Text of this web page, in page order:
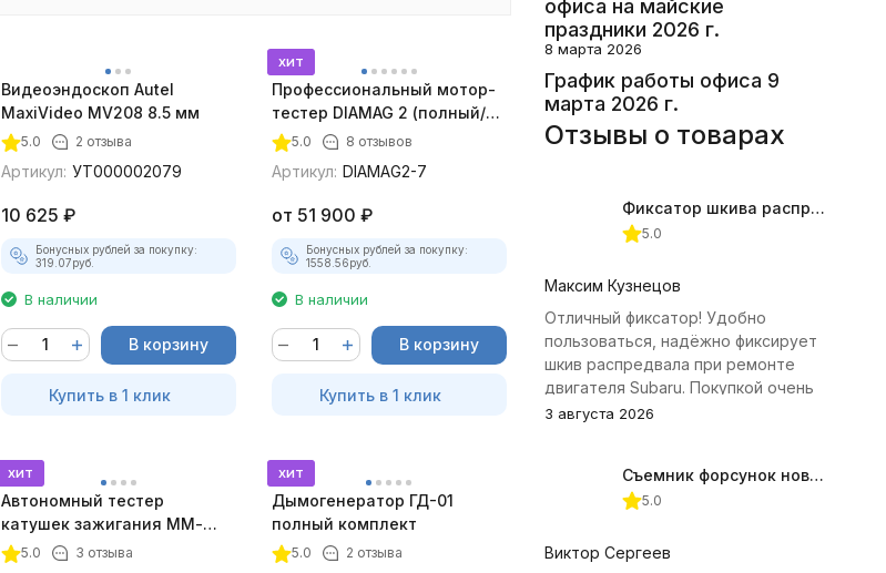
Видеоэндоскоп Autel
MaxiVideo MV208 8.5 мм
5.0 2 отзыва
Артикул: УТ000002079
10 625 ₽
Бонусных рублей за покупку:
319.07руб.
В наличии
В корзину
Купить в 1 клик
хит
Профессиональный мотор-
тестер DIAMAG 2 (полный/
максимальный комплект)
5.0 8 отзывов
Артикул: DIAMAG2-7
от 51 900 ₽
Бонусных рублей за покупку:
1558.56руб.
В наличии
В корзину
Купить в 1 клик
хит
Автономный тестер
катушек зажигания ММ-
ТК-01 (v2) (полный
5.0 3 отзыва
хит
Дымогенератор ГД-01
полный комплект
5.0 2 отзыва
офиса на майские
праздники 2026 г.
8 марта 2026
График работы офиса 9
марта 2026 г.
Отзывы о товарах
Фиксатор шкива распредвала (Subaru) JTC-4409
5.0
Максим Кузнецов
Отличный фиксатор! Удобно
пользоваться, надёжно фиксирует
шкив распредвала при ремонте
двигателя Subaru. Покупкой очень
доволен.
3 августа 2026
Съемник форсунок новых дизельных двигателей Jonnesway
5.0
Виктор Сергеев